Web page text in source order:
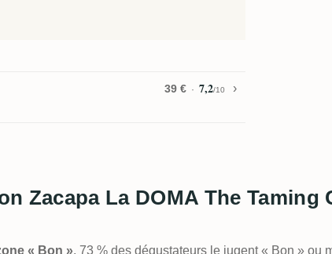
39 € 7,2/10
Zacapa La DOMA The Taming
« Bon ». 73 % des dégustateurs le jugent « Bon » ou